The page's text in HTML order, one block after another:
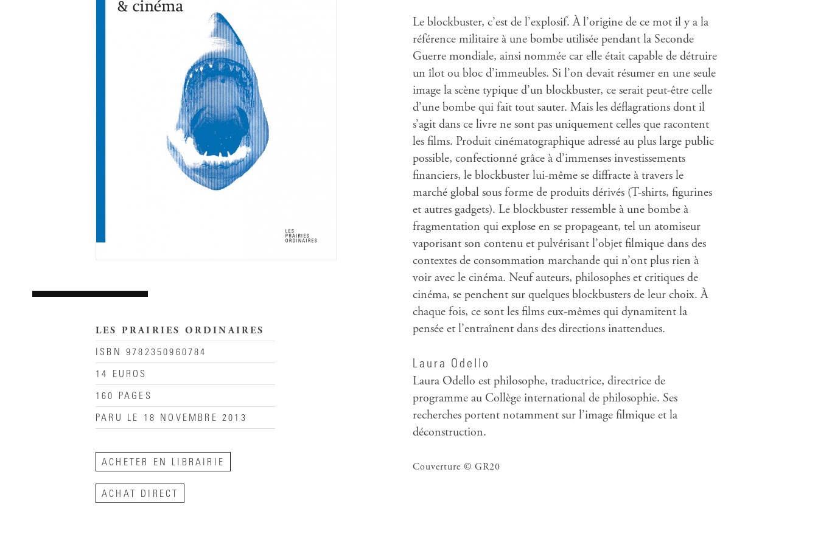
LES PRAIRIES ORDINAIRES
ISBN 9782350960784
14 EUROS
160 PAGES
PARU LE 18 NOVEMBRE 2013
ACHETER EN LIBRAIRIE
ACHAT DIRECT
Le blockbuster, c’est de l’explosif. À l’origine de ce mot il y a la
référence militaire à une bombe utilisée pendant la Seconde
Guerre mondiale, ainsi nommée car elle était capable de détruire
un îlot ou bloc d’immeubles. Si l’on devait résumer en une seule
image la scène typique d’un blockbuster, ce serait peut-être celle
d’une bombe qui fait tout sauter. Mais les déflagrations dont il
s’agit dans ce livre ne sont pas uniquement celles que racontent
les films. Produit cinématographique adressé au plus large public
possible, confectionné grâce à d’immenses investissements
financiers, le blockbuster lui-même se diffracte à travers le
marché global sous forme de produits dérivés (T-shirts, figurines
et autres gadgets). Le blockbuster ressemble à une bombe à
fragmentation qui explose en se propageant, tel un atomiseur
vaporisant son contenu et pulvérisant l’objet filmique dans des
contextes de consommation marchande qui n’ont plus rien à
voir avec le cinéma. Neuf auteurs, philosophes et critiques de
cinéma, se penchent sur quelques blockbusters de leur choix. À
chaque fois, ce sont les films eux-mêmes qui dynamitent la
pensée et l’entraînent dans des directions inattendues.
Laura Odello
Laura Odello est philosophe, traductrice, directrice de
programme au Collège international de philosophie. Ses
recherches portent notamment sur l’image filmique et la
déconstruction.
Couverture © GR20